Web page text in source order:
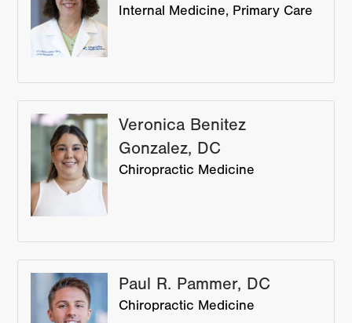
Internal Medicine Primary Care
Veronica Benitez
Gonzalez, DC
Chiropractic Medicine
Paul R. Pammer, DC
Chiropractic Medicine